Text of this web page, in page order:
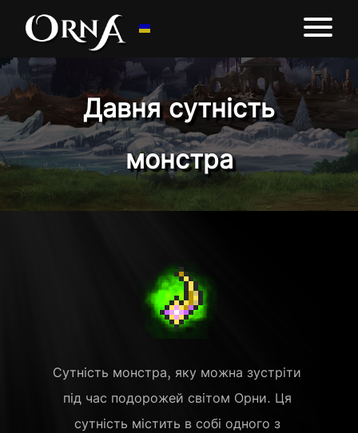
Давня сутність
монстра
Сутність монстра, яку можна зустріти
під час подорожей світом Орни. Ця
сутність містить в собі одного з